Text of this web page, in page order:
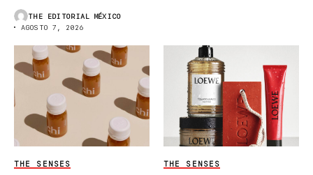
THE EDITORIAL MÉXICO
AGOSTO 7, 2026
THE SENSES THE SENSES